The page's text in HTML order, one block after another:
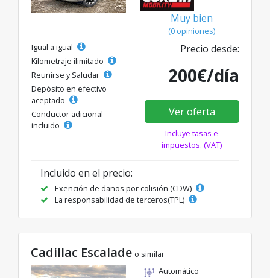
Muy bien
(0 opiniones)
Igual a igual
Kilometraje ilimitado
Reunirse y Saludar
Depósito en efectivo
aceptado
Conductor adicional
incluido
Precio desde:
200€/día
Ver oferta
Incluye tasas e
impuestos. (VAT)
Incluido en el precio:
Exención de daños por colisión (CDW)
La responsabilidad de terceros(TPL)
Cadillac Escalade o similar
Automático